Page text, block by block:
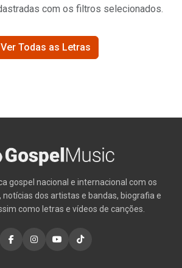
com os filtros selecionados.
Ver Todas as Letras
gospel nacional e internacional com os
notícias dos artistas e bandas, biografia e
como letras e vídeos de canções.